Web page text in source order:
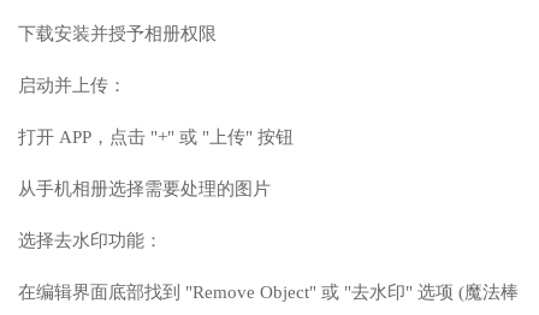
下载安装并授予相册权限
启动并上传：
打开 APP，点击 "+" 或 "上传" 按钮
从手机相册选择需要处理的图片
选择去水印功能：
在编辑界面底部找到 "Remove Object" 或 "去水印" 选项 (魔法棒